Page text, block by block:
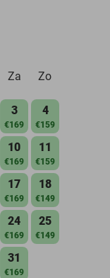
Za Zo
3
€169
4
€159
10
€169
11
€159
17
€169
18
€149
24
€169
25
€149
31
€169